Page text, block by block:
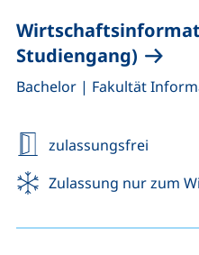
Studiengang)
Bachelor, | Fakultät
zulassungsfrei
Zulassung nur zum